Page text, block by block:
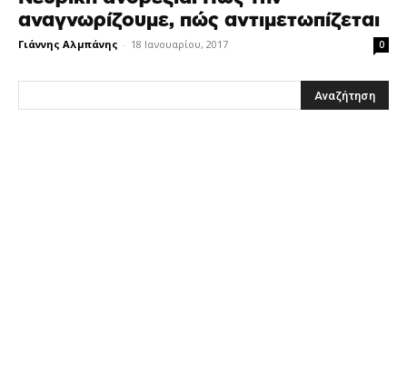
αναγνωρίζουμε, πώς αντιμετωπίζεται
Γιάννης Αλμπάνης - 18 Ιανουαρίου, 2017 0